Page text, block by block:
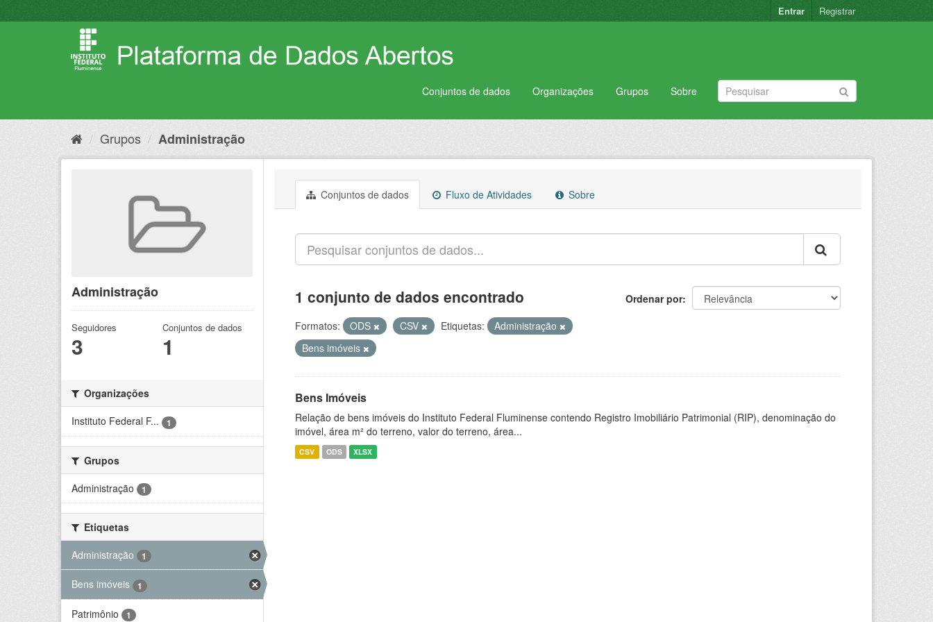
para
Entrar Registrar
Conjuntos de dados Organizações Grupos Sobre
Grupos Administração
Administração
Seguidores
3
Conjuntos de dados
1
Organizações
Instituto Federal F...
1
Grupos
Administração
1
Etiquetas
Administração
1
Bens imóveis 1
Patrimônio 1
Conjuntos de dados Fluxo de Atividades Sobre
Ordenar por
1 conjunto de dados encontrado
Formatos: ODS CSV Etiquetas:
Administração
Bens imóveis
Bens Imóveis
Relação de bens imóveis do Instituto Federal Fluminense contendo Registro Imobiliário Patrimonial (RIP), denominação do
imóvel, área m² do terreno, valor do terreno, área...
CSV ODS XLSX